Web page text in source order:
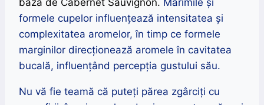
bază de Cabernet Sauvignon. Mărimile și
formele cupelor influențează intensitatea și
complexitatea aromelor, în timp ce formele
marginilor direcționează aromele în cavitatea
bucală, influențând percepția gustului său.
Nu vă fie teamă că puteți părea zgârciți cu